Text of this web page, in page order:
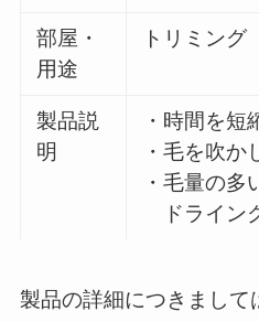
部屋・
用途
トリミング
製品説
明
・時間を短
・毛を吹か
・毛量の多
ドライン
製品の詳細につきまして